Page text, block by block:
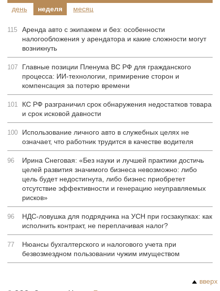
день
неделя месяц
115
Аренда авто с экипажем и без: особенности
налогообложения у арендатора и какие сложности могут
возникнуть
107
Главные позиции Пленума ВС РФ для гражданского
процесса: ИИ-технологии, примирение сторон и
компенсация за потерю времени
101
КС РФ разграничил срок обнаружения недостатков товара
и срок исковой давности
100
Использование личного авто в служебных целях не
означает, что работник трудится в качестве водителя
96
Ирина Снеговая: «Без науки и лучшей практики достичь
целей развития значимого бизнеса невозможно: либо
цель будет недостигнута, либо бизнес приобретет
отсутствие эффективности и генерацию неуправляемых
рисков»
96
НДС-ловушка для подрядчика на УСН при госзакупках: как
исполнить контракт, не переплачивая налог?
77
Нюансы бухгалтерского и налогового учета при
безвозмездном пользовании чужим имуществом
вверх